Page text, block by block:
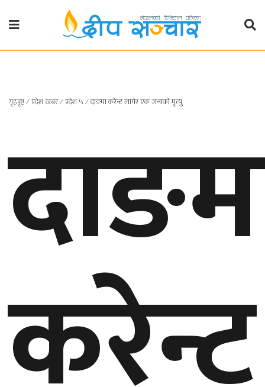
गृहपृष्ठ
प्रदेश
१
प्रदेश
२
बाग्मती
प्रदेश
कर्णाली
प्रदेश
गृहपृष्ठ∕प्रदेश खबर∕प्रदेश ५∕दाङमा करेन्ट लागेर एक जनाको मृत्यु